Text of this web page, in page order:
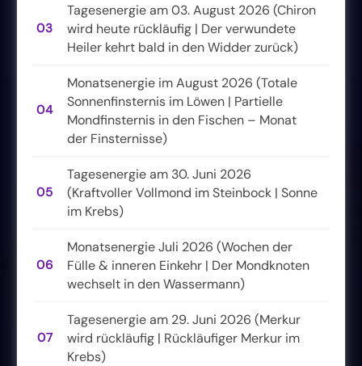
03
Tagesenergie am 03. August 2026 (Chiron
wird heute rückläufig | Der verwundete
Heiler kehrt bald in den Widder zurück)
04
Monatsenergie im August 2026 (Totale
Sonnenfinsternis im Löwen | Partielle
Mondfinsternis in den Fischen – Monat
der Finsternisse)
05
Tagesenergie am 30. Juni 2026
(Kraftvoller Vollmond im Steinbock | Sonne
im Krebs)
06
Monatsenergie Juli 2026 (Wochen der
Fülle & inneren Einkehr | Der Mondknoten
wechselt in den Wassermann)
07
Tagesenergie am 29. Juni 2026 (Merkur
wird rückläufig | Rückläufiger Merkur im
Krebs)